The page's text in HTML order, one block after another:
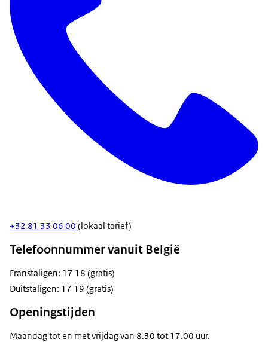
+32 81 33 06 00 (lokaal tarief)
Telefoonnummer vanuit België
Franstaligen: 17 18 (gratis)
Duitstaligen: 17 19 (gratis)
Openingstijden
Maandag tot en met vrijdag van 8.30 tot 17.00 uur.